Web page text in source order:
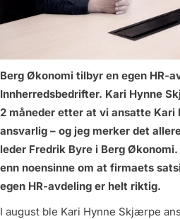
Berg Økonomi tilbyr en egen HR-
Innherredsbedrifter. Kari Hynne
2 måneder etter at vi ansatte Kari
ansvarlig – og jeg merker det
leder Fredrik Byre i Berg
enn noensinne om at firmaets
egen HR-avdeling er helt riktig.
I august ble Kari Hynne Skjærpe